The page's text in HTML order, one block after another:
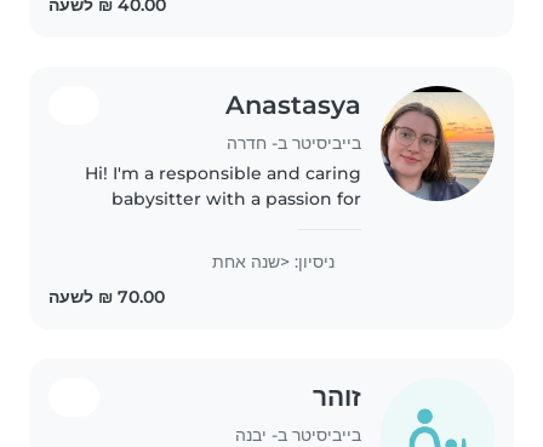
Anastasya
בייביסיטר ב- חדרה
Hi! I'm a responsible and caring
babysitter with a passion for
English, Hebrew, and Russian
and have a first aid certification...
ניסיון: <שנה אחת
זוהר
בייביסיטר ב- יבנה